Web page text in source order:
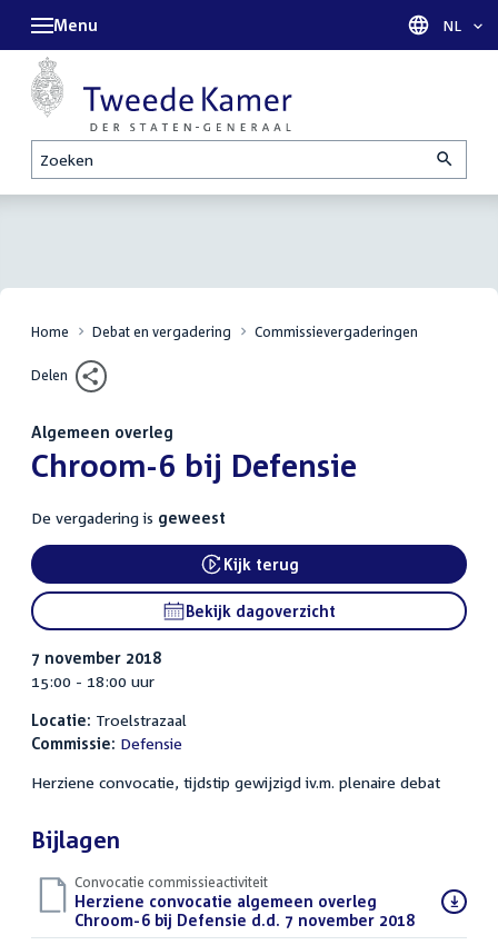
Zoeken
Menu Taal
NL
Home Debat en vergadering Commissievergaderingen
Delen
Algemeen overleg
:Chroom-6 bij Defensie
De vergadering is geweest
External link:
Kijk terug
Bekijk dagoverzicht
7 november 2018
15:00 - 18:00 uur
Locatie: Troelstrazaal
Commissie: Defensie
Herziene convocatie, tijdstip gewijzigd iv.m. plenaire debat
Bijlagen
Convocatie commissieactiviteit
Download
bestand:
Herziene convocatie algemeen overleg
Chroom-6 bij Defensie d.d. 7 november 2018(PDF)